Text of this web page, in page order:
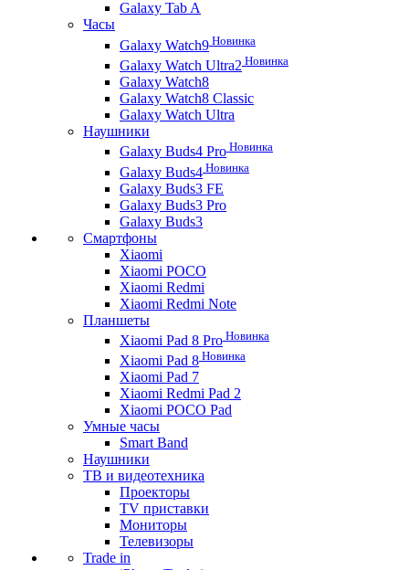
Galaxy Tab A
Часы
Galaxy Watch9 Новинка
Galaxy Watch Ultra2 Новинка
Galaxy Watch8
Galaxy Watch8 Classic
Galaxy Watch Ultra
Наушники
Galaxy Buds4 Pro Новинка
Galaxy Buds4 Новинка
Galaxy Buds3 FE
Galaxy Buds3 Pro
Galaxy Buds3
Смартфоны
Xiaomi
Xiaomi POCO
Xiaomi Redmi
Xiaomi Redmi Note
Планшеты
Xiaomi Pad 8 Pro Новинка
Xiaomi Pad 8 Новинка
Xiaomi Pad 7
Xiaomi Redmi Pad 2
Xiaomi POCO Pad
Умные часы
Smart Band
Наушники
ТВ и видеотехника
Проекторы
TV приставки
Мониторы
Телевизоры
Trade in